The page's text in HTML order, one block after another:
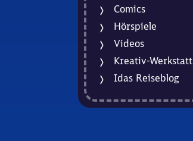
Comics
Hörspiele
Videos
Kreativ-Werkstatt
Idas Reiseblog